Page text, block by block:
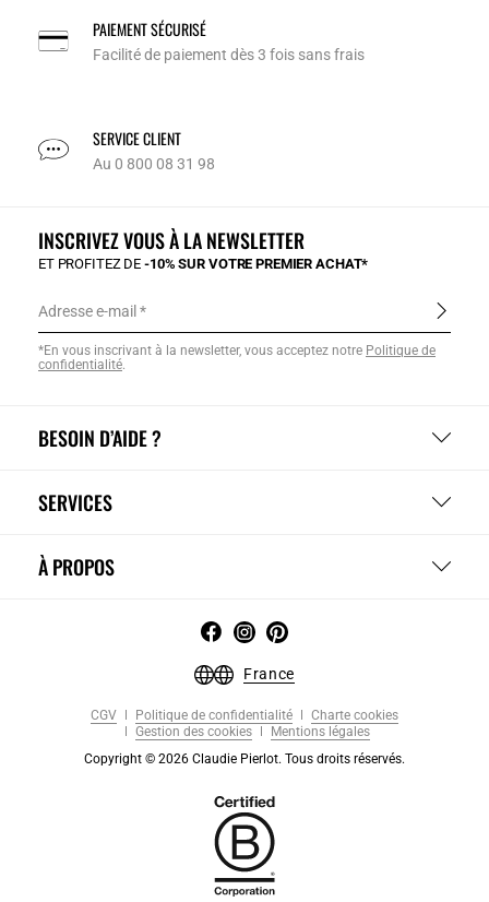
PAIEMENT SÉCURISÉ
Facilité de paiement dès 3 fois sans frais
SERVICE CLIENT
Au 0 800 08 31 98
BESOIN D’AIDE ?
SERVICES
À PROPOS
INSCRIVEZ VOUS À LA NEWSLETTER
ET PROFITEZ DE-10% SUR VOTRE PREMIER ACHAT*
Adresse e-mail
*En vous inscrivant à la newsletter, vous acceptez notre Politique de
confidentialité.
France
CGV Politique de confidentialité
Charte cookies
Gestion des cookies
Mentions légales
Copyright © 2026 Claudie Pierlot. Tous droits réservés.